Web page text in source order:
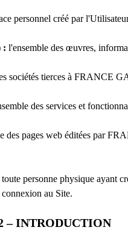
personnel créé par
: l'ensemble des œuvres,
sociétés tierces à FRANCE
des services et
des pages web éditées par
toute personne physique ayant
au Site.
– INTRODUCTION